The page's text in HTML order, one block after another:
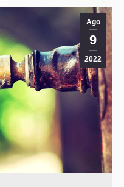
Ago
9
2022